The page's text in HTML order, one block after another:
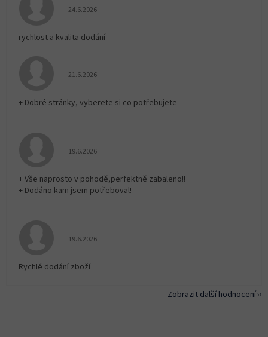
Hodnocení obchodu je 5 z 5 hvězdiček.
24.6.2026
rychlost a kvalita dodání
Hodnocení obchodu je 5 z 5 hvězdiček.
21.6.2026
+ Dobré stránky, vyberete si co potřebujete
Hodnocení obchodu je 5 z 5 hvězdiček.
19.6.2026
+ Vše naprosto v pohodě,perfektně zabaleno!!
+ Dodáno kam jsem potřeboval!
Hodnocení obchodu je 5 z 5 hvězdiček.
19.6.2026
Rychlé dodání zboží
Zobrazit další hodnocení